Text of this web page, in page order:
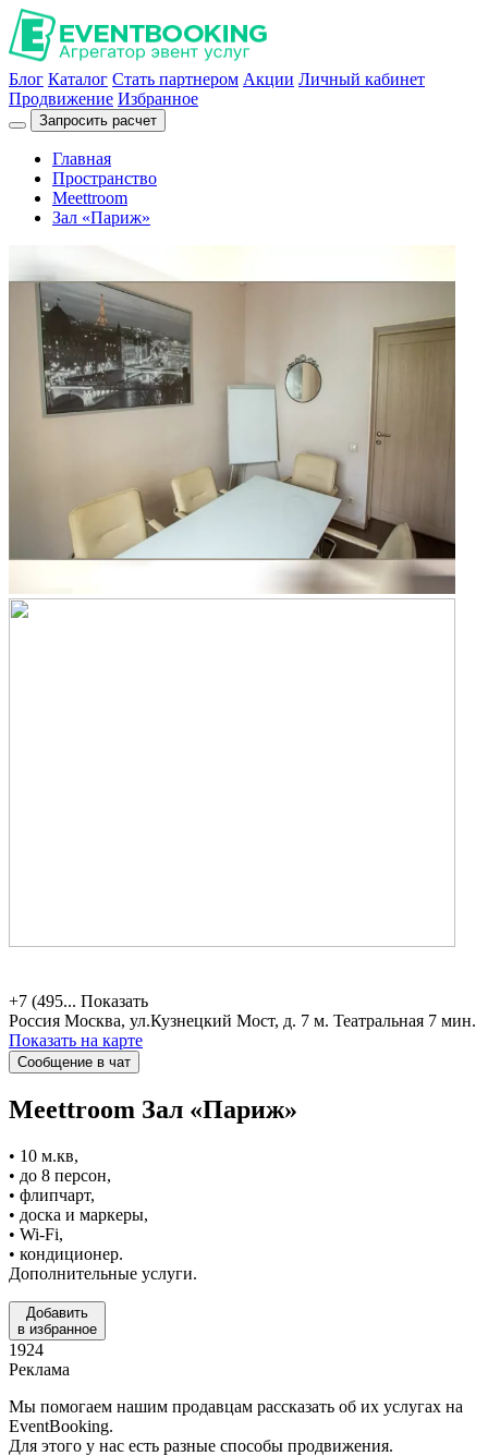
Блог Каталог Стать партнером Акции Личный кабинет
Продвижение Избранное
Запросить расчет
Главная
Пространство
Meettroom
Зал «Париж»
+7 (495... Показать
Россия Москва, ул.Кузнецкий Мост, д. 7 м. Театральная 7 мин.
Показать на карте
Сообщение в чат
Meettroom Зал «Париж»
• 10 м.кв,
• до 8 персон,
• флипчарт,
• доска и маркеры,
• Wi-Fi,
• кондиционер.
Дополнительные услуги.
Добавить
в избранное
1924
Реклама
Мы помогаем нашим продавцам рассказать об их услугах на
EventBooking.
Для этого у нас есть разные способы продвижения.